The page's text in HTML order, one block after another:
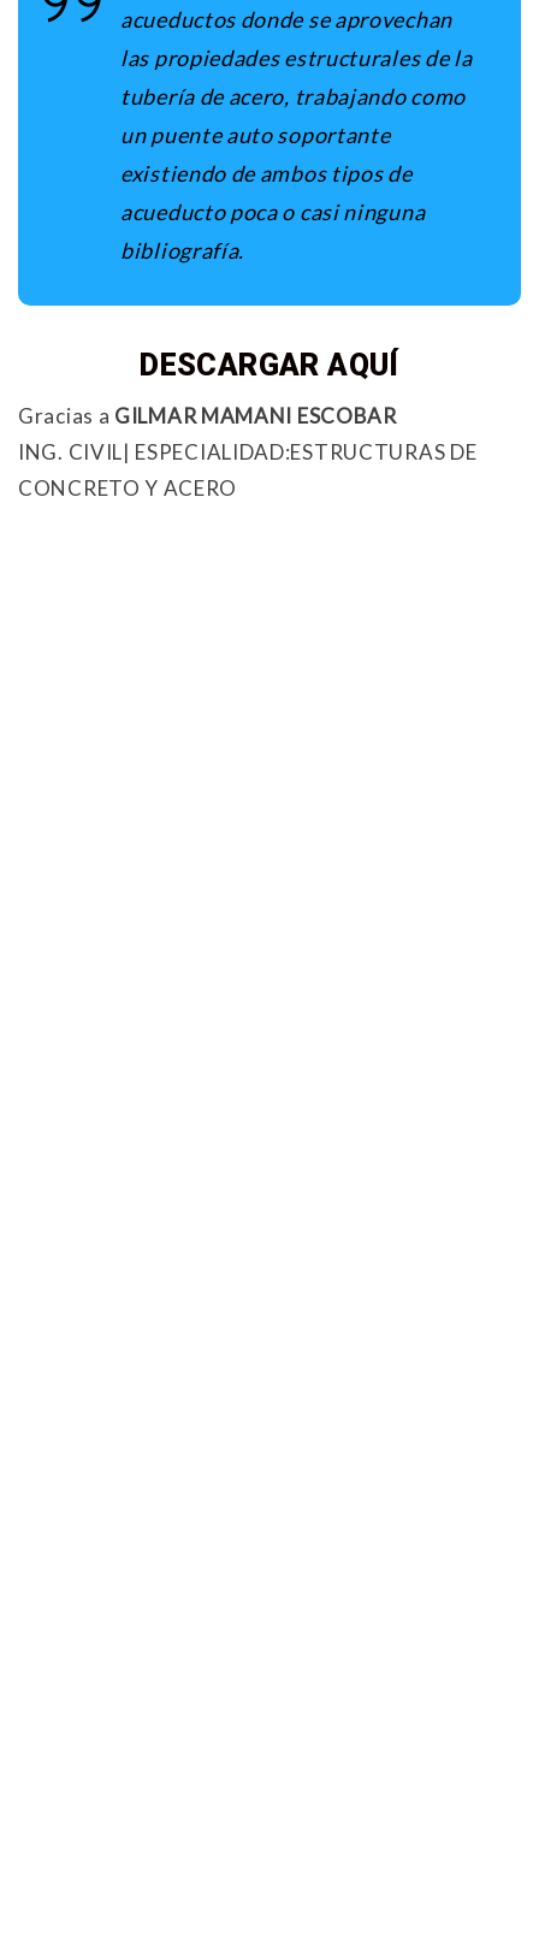
acueductos donde se aprovechan
las propiedades estructurales de la
tubería de acero, trabajando como
un puente auto soportante
existiendo de ambos tipos de
acueducto poca o casi ninguna
bibliografía.
DESCARGAR AQUÍ
Gracias a GILMAR MAMANI ESCOBAR
ING. CIVIL| ESPECIALIDAD:ESTRUCTURAS DE
CONCRETO Y ACERO